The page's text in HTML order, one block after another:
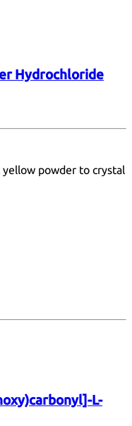
Hydrochloride
powder to crystal
L-